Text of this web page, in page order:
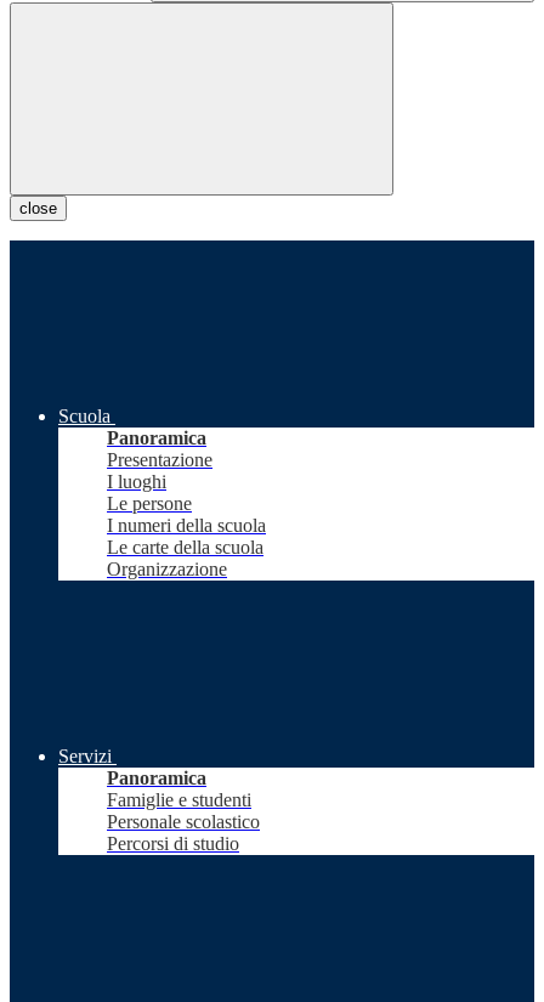
close
Scuola
Panoramica
Presentazione
I luoghi
Le persone
I numeri della scuola
Le carte della scuola
Organizzazione
Servizi
Panoramica
Famiglie e studenti
Personale scolastico
Percorsi di studio